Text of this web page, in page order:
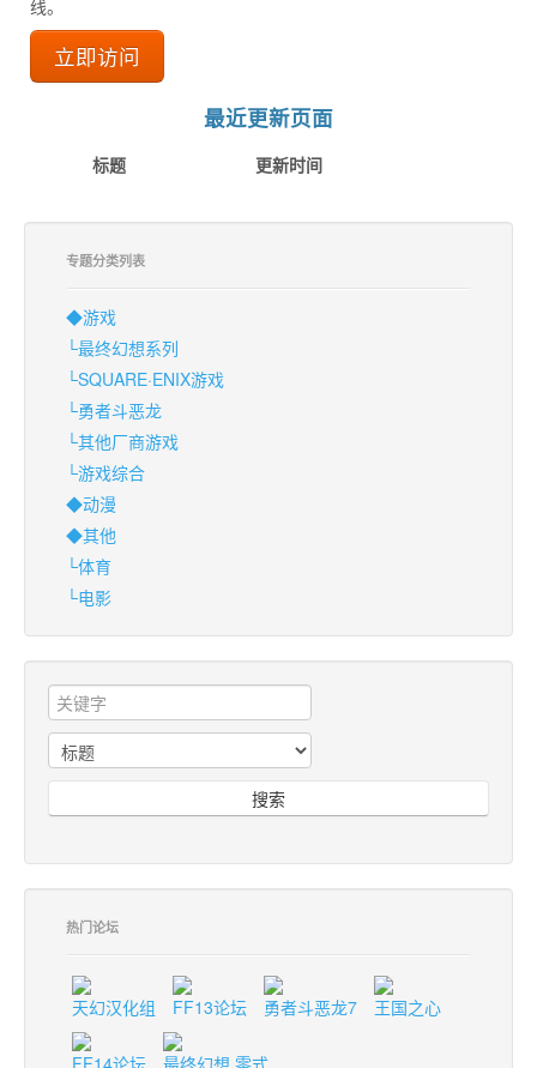
线。
立即访问
最近更新页面
标题
更新时间
专题分类列表
◆游戏
└最终幻想系列
└SQUARE·ENIX游戏
└勇者斗恶龙
└其他厂商游戏
└游戏综合
◆动漫
◆其他
└体育
└电影
搜索
热门论坛
天幻汉化组 FF13论坛 勇者斗恶龙7 王国之心
FF14论坛 最终幻想 零式